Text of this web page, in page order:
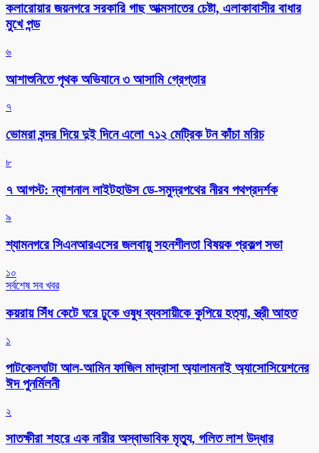
কলারোয়ার জয়নগরে সরকারি গাছ আত্মসাতের চেষ্টা, এলাকাবাসীর বাধার
মুখে পন্ড
৬
আশাশুনিতে পৃথক অভিযানে ৩ আসামি গ্রেপ্তার
৭
ভোমরা বন্দর দিয়ে দুই দিনে এলো ৭১২ মেট্রিক টন কাঁচা মরিচ
৮
৭ আগস্ট: ন্যাশনাল লাইটহাউস ডে-সমুদ্রপথের নীরব পথপ্রদর্শক
৯
শ্যামনগরে সিএনআরএসের জলবায়ু সহনশীলতা বিষয়ক প্রকল্প সভা
১০
সর্বশেষ সব খবর
কয়রায় সিঁধ কেটে ঘরে ঢুকে ওষুধ ব্যবসায়ীকে কুপিয়ে হত্যা, স্ত্রী আহত
১
পাটকেলঘাটা আল-আমিন ফাজিল মাদ্রাসা অ্যালামনাই অ্যাসোসিয়েশনের
ঈদ পুনর্মিলনী
২
সাতক্ষীরা শহরে এক নারীর অস্বাভাবিক মৃত্যু, গলিত লাশ উদ্ধার